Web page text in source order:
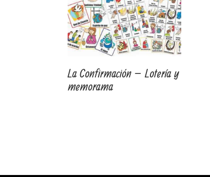
La Confirmación – Lotería y
memorama